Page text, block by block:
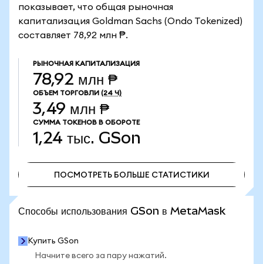
показывает, что общая рыночная
капитализация Goldman Sachs (Ondo Tokenized)
составляет 78,92 млн ₱.
РЫНОЧНАЯ КАПИТАЛИЗАЦИЯ
78,92 млн ₱
ОБЪЕМ ТОРГОВЛИ (24 Ч)
3,49 млн ₱
СУММА ТОКЕНОВ В ОБОРОТЕ
1,24 тыс. GSon
ПОСМОТРЕТЬ БОЛЬШЕ СТАТИСТИКИ
Способы использования GSon в MetaMask
Купить GSon
Начните всего за пару нажатий.